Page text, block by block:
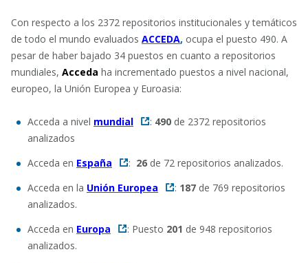
Con respecto a los 2372 repositorios institucionales y temáticos
de todo el mundo evaluados ACCEDA, ocupa el puesto 490. A
pesar de haber bajado 34 puestos en cuanto a repositorios
mundiales, Acceda ha incrementado puestos a nivel nacional,
europeo, la Unión Europea y Euroasia:
Acceda a nivel mundial : 490 de 2372 repositorios
analizados
Acceda en España : 26 de 72 repositorios analizados.
Acceda en la Unión Europea : 187 de 769 repositorios
analizados.
Acceda en Europa : Puesto 201 de 948 repositorios
analizados.